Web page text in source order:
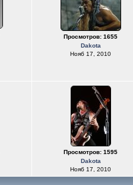
Просмотров: 1655
Dakota
Нояб 17, 2010
Просмотров: 1595
Dakota
Нояб 17, 2010